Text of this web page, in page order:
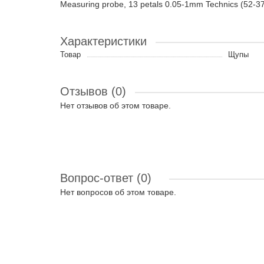
Measuring probe, 13 petals 0.05-1mm Technics (52-
Характеристики
Товар Щупы
Отзывов (0)
Нет отзывов об этом товаре.
Вопрос-ответ (0)
Нет вопросов об этом товаре.